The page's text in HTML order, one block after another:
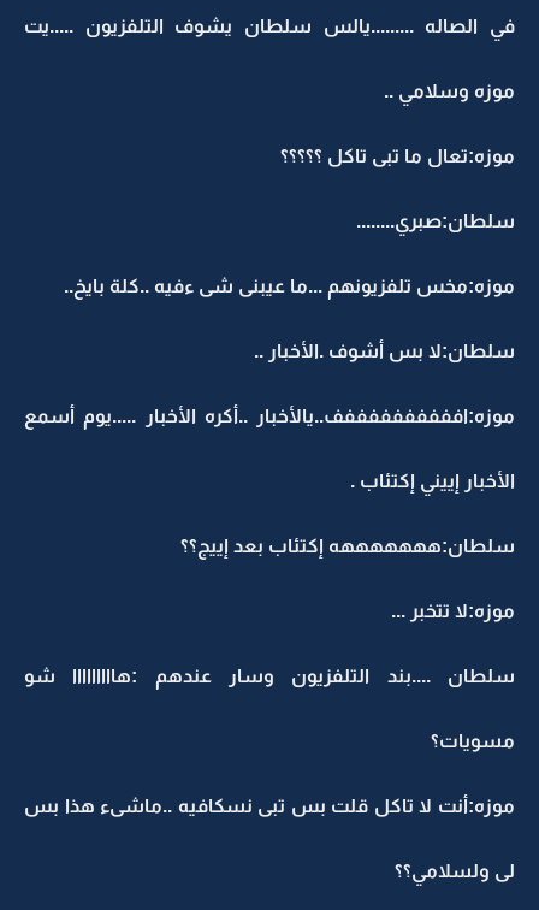
في الصاله .........يالس سلطان يشوف التلفزيون .....يت
موزه وسلامي ..
موزه:تعال ما تبى تاكل ؟؟؟؟؟
سلطان:صبري........
موزه:مخس تلفزيونهم ...ما عيبنى شى ءفيه ..كلة بايخ..
سلطان:لا بس أشوف .الأخبار ..
موزه:اففففففففففف..يالأخبار ..أكره الأخبار .....يوم أسمع
الأخبار إييني إكتئاب .
سلطان:هههههههه إكتئاب بعد إييج؟؟
موزه:لا تتخبر ...
سلطان ....بند التلفزيون وسار عندهم :هااااااااا شو
مسويات؟
موزه:أنت لا تاكل قلت بس تبى نسكافيه ..ماشىء هذا بس
لى ولسلامي؟؟